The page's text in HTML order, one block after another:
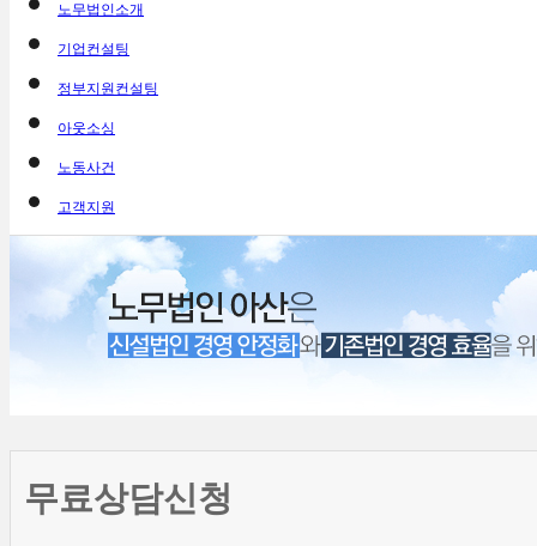
노무법인소개
기업컨설팅
정부지원컨설팅
아웃소싱
노동사건
고객지원
무료상담신청